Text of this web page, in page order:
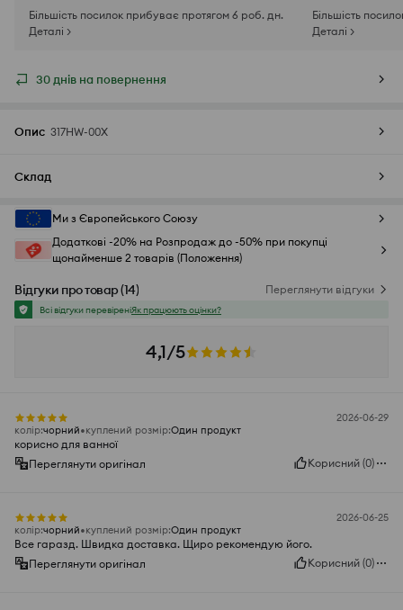
Більшість посилок прибуває протягом 6 роб. дн.
Деталі >
Більшість
Деталі >
30 днів на повернення
Опис 317HW-00X
Склад
Ми з Європейського Союзу
Додаткові -20% на Розпродаж до -50% при покупці
щонайменше 2 товарів (Положення)
Відгуки про товар(14) Переглянути відгуки
Всі відгуки перевіреніЯк працюють оцінки?
4,1/5
2026-06-29
колір:чорний куплений розмір:Один продукт
корисно для ванної
Переглянути оригінал
Корисний (0)
2026-06-25
колір:чорний куплений розмір:Один продукт
Все гаразд. Швидка доставка. Щиро рекомендую його.
Переглянути оригінал
Корисний (0)